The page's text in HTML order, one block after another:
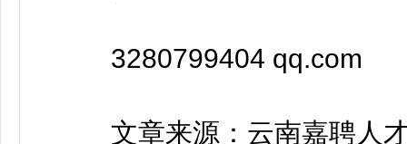
3280799404 qq.com
文章来源：云南嘉聘人